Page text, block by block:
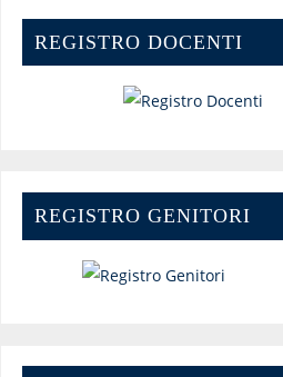
REGISTRO DOCENTI
REGISTRO GENITORI